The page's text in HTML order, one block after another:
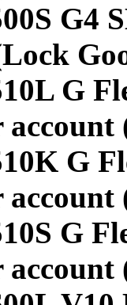
G4
G
G
G